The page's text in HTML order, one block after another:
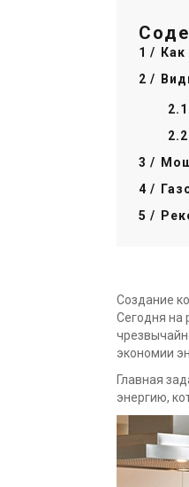
Создание
Сегодня на
экономии
Главная
энергию,